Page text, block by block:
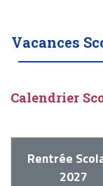
Vacances
Calendrier
Rentrée
2027